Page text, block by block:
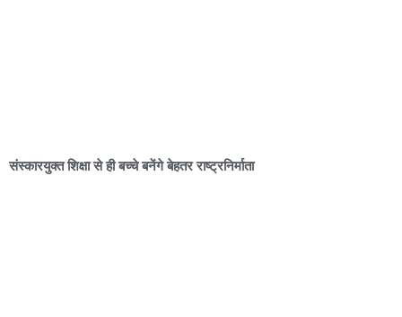
संस्कारयुक्त शिक्षा से ही बच्चे बनेंगे बेहतर राष्ट्रनिर्माता